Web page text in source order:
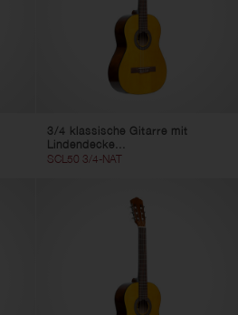
3/4 klassische Gitarre mit
Lindendecke...
SCL50 3/4-NAT